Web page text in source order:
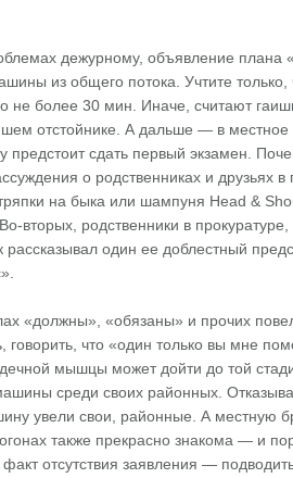
дежурному, объявление плана
из общего потока. Учтите только,
не более 30 мин. Иначе, считают
отстойнике. А дальше — в местное
сдать первый экзамен.
о родственниках и друзьях в
на быка или шампуня Head &
родственники в
один ее доблестный
«должны», «обязаны» и прочих
говорить, что «один только вы мне
мышцы может дойти до той
среди своих районных.
увели свои, районные. А местную
также прекрасно знакома — и
отсутствия заявления —